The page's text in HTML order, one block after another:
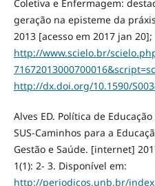
Coletiva e Enfermagem:
geração na episteme da
2013 [acesso em 2017 jan
http://www.scielo.br/
http://dx.doi.org/10.1590/
Alves ED. Política de
SUS-Caminhos para a
Gestão e Saúde. [internet]
1(1): 2- 3. Disponível em:
http://periodicos.unb.br/